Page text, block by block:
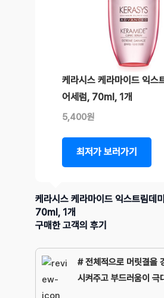
케라시스 케라마이드 익스
어세럼, 70ml, 1개
5,400원
최저가 보러가기
케라시스 케라마이드 익스트림데
70ml, 1개
구매한 고객의 후기
# 전체적으로 머릿결을
시켜주고 부드러움이 극